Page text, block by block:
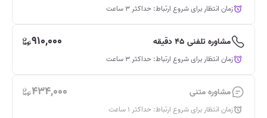
زمان انتظار برای شروع ارتباط: حداکثر 3 ساعت
مشاوره تلفنی 45 دقیقه 910,000
زمان انتظار برای شروع ارتباط: حداکثر 3 ساعت
مشاوره متنی 434,000
زمان انتظار برای شروع ارتباط: حداکثر 1 ساعت